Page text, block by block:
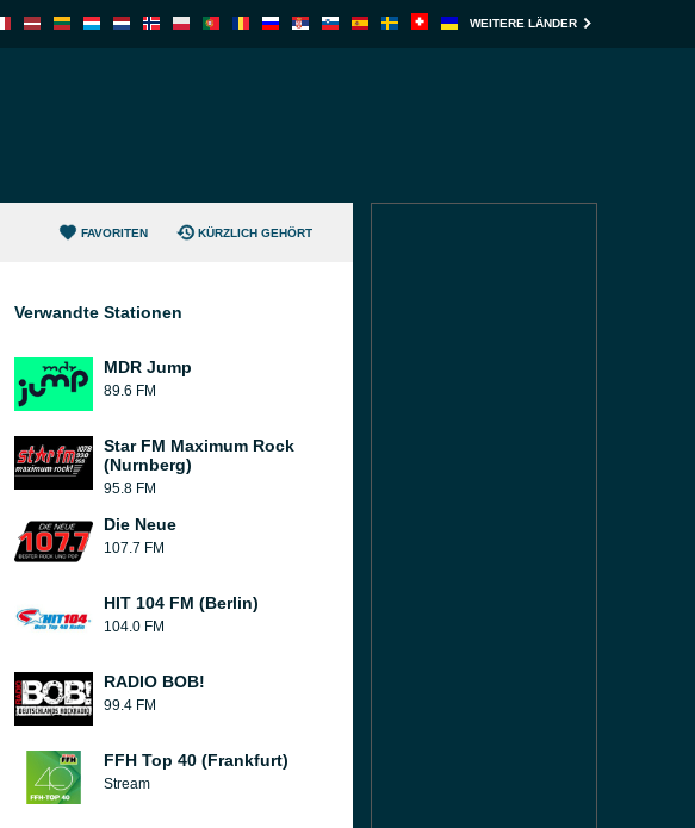
WEITERE LÄNDER
FAVORITEN KÜRZLICH GEHÖRT
Verwandte Stationen
MDR Jump
89.6 FM
Star FM Maximum Rock
(Nurnberg)
95.8 FM
Die Neue
107.7 FM
HIT 104 FM (Berlin)
104.0 FM
RADIO BOB!
99.4 FM
FFH Top 40 (Frankfurt)
Stream